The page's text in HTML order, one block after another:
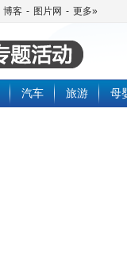
博客 - 图片网 - 更多»
汽车 旅游 母